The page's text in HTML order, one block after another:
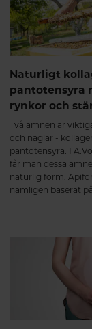
Naturligt
pantotensyra
rynkor och
Två ämnen är
och naglar -
pantotensyra. I
får man dessa
naturlig form.
nämligen baserat